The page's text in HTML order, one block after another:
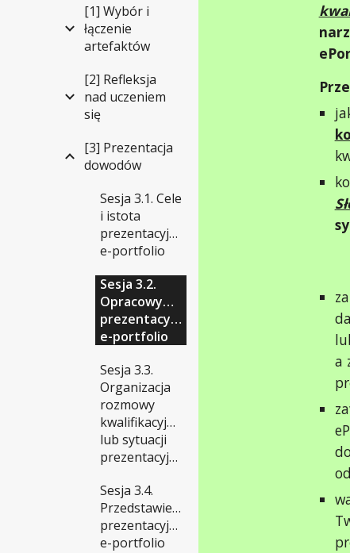
[1] Wybór i
łączenie
artefaktów
[2] Refleksja
nad uczeniem
się
[3] Prezentacja
dowodów
Sesja 3.1. Cele
i istota
prezentacyjnego
e-portfolio
Sesja 3.2.
Opracowywanie
prezentacyjnego
e-portfolio
Sesja 3.3.
Organizacja
rozmowy
kwalifikacyjnej
lub sytuacji
prezentacyjnej
Sesja 3.4.
Przedstawienie
prezentacyjnego
e-portfolio
a